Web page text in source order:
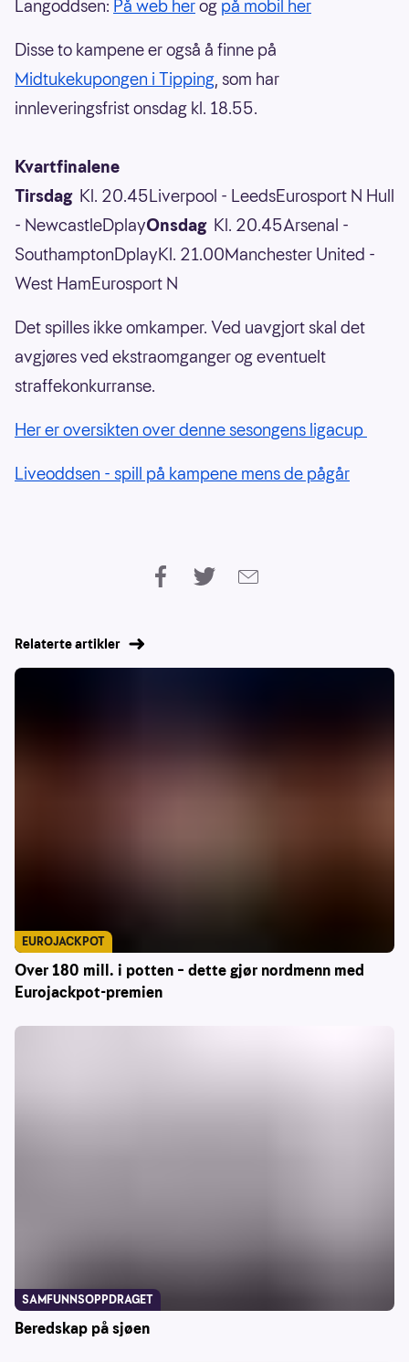
Langoddsen: På web herog på mobil her
Disse to kampene er også å finne på
Midtukekupongen i Tipping, som har
innleveringsfrist onsdag kl. 18.55.
Kvartfinalene
TirsdagKl. 20.45Liverpool - LeedsEurosport N Hull
- NewcastleDplayOnsdagKl. 20.45Arsenal -
SouthamptonDplayKl. 21.00Manchester United -
West HamEurosport N
Det spilles ikke omkamper. Ved uavgjort skal det
avgjøres ved ekstraomganger og eventuelt
straffekonkurranse.
Her er oversikten over denne sesongens ligacup
Liveoddsen - spill på kampene mens de pågår
Relaterte artikler
Over 180 mill. i potten – dette gjør nordmenn med
Eurojackpot-premien
EUROJACKPOT
Beredskap på sjøen
SAMFUNNSOPPDRAGET